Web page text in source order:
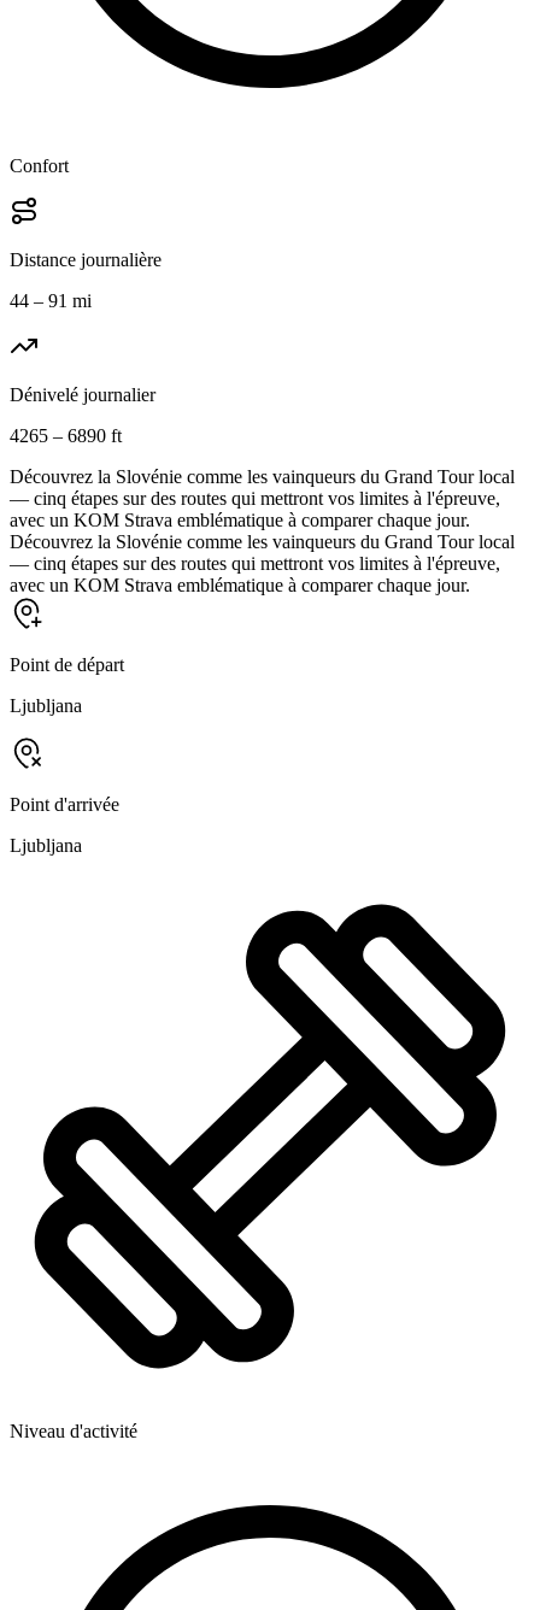
Confort
Distance journalière
44 – 91 mi
Dénivelé journalier
4265 – 6890 ft
Découvrez la Slovénie comme les vainqueurs du Grand Tour local
— cinq étapes sur des routes qui mettront vos limites à l'épreuve,
avec un KOM Strava emblématique à comparer chaque jour.
Découvrez la Slovénie comme les vainqueurs du Grand Tour local
— cinq étapes sur des routes qui mettront vos limites à l'épreuve,
avec un KOM Strava emblématique à comparer chaque jour.
Point de départ
Ljubljana
Point d'arrivée
Ljubljana
Niveau d'activité